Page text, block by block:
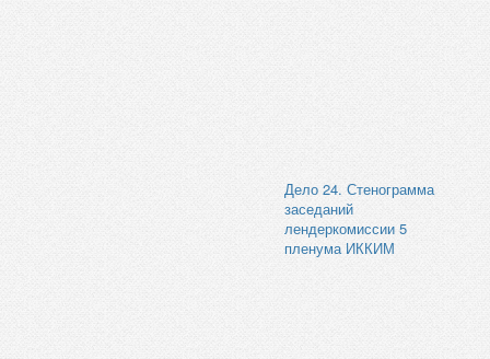
Дело 24. Стенограмма
заседаний
лендеркомиссии 5
пленума ИККИМ